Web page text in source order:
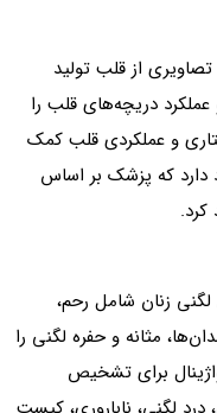
تصاویری از قلب تولید
دریچه‌های قلب را
و عملکردی قلب کمک
دارد که پزشک بر اساس
کرد.
زنان شامل رحم،
مثانه و حفره لگنی را
برای تشخیص